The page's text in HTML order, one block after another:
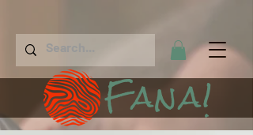
Fana!